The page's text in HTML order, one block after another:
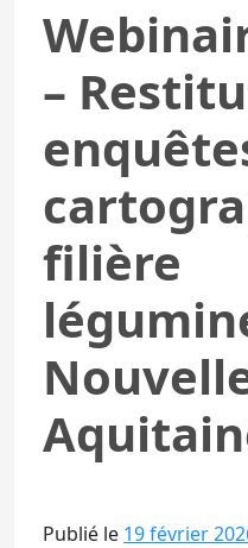
–
filière
Publié le 19 février